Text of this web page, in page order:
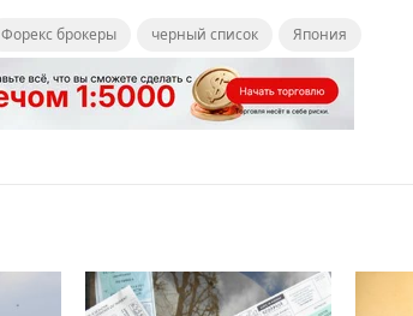
Форекс брокеры черный список Япония